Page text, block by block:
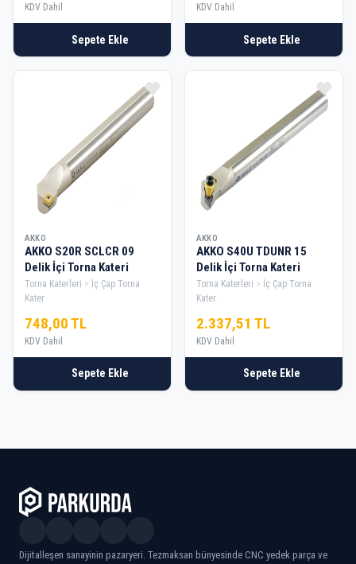
KDV Dahil
Sepete Ekle
KDV Dahil
Sepete Ekle
AKKO
AKKO S20R SCLCR 09
Delik İçi Torna Kateri
Torna Katerleri
İç Çap Torna
Kater
748,00 TL
KDV Dahil
Sepete Ekle
AKKO
AKKO S40U TDUNR 15
Delik İçi Torna Kateri
Torna Katerleri
İç Çap Torna
Kater
2.337,51 TL
KDV Dahil
Sepete Ekle
Dijitalleşen sanayinin pazaryeri. Tezmaksan bünyesinde CNC yedek parça ve